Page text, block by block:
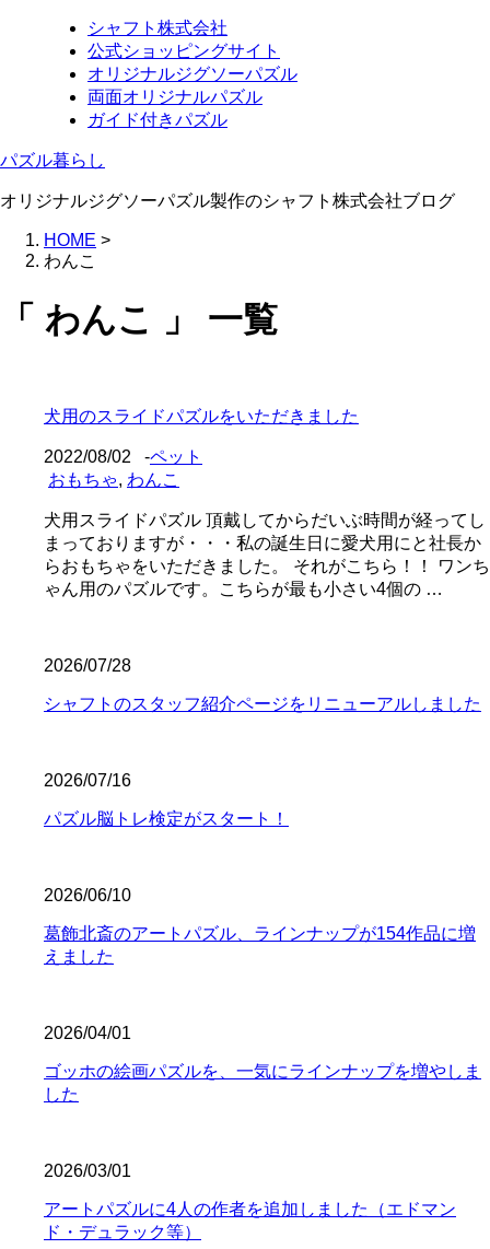
シャフト株式会社
公式ショッピングサイト
オリジナルジグソーパズル
両面オリジナルパズル
ガイド付きパズル
パズル暮らし
オリジナルジグソーパズル製作のシャフト株式会社ブログ
HOME >
わんこ
「 わんこ 」 一覧
犬用のスライドパズルをいただきました
2022/08/02 -ペット
おもちゃ, わんこ
犬用スライドパズル 頂戴してからだいぶ時間が経ってし
まっておりますが・・・私の誕生日に愛犬用にと社長か
らおもちゃをいただきました。 それがこちら！！ ワンち
ゃん用のパズルです。こちらが最も小さい4個の …
2026/07/28
シャフトのスタッフ紹介ページをリニューアルしました
2026/07/16
パズル脳トレ検定がスタート！
2026/06/10
葛飾北斎のアートパズル、ラインナップが154作品に増
えました
2026/04/01
ゴッホの絵画パズルを、一気にラインナップを増やしま
した
2026/03/01
アートパズルに4人の作者を追加しました（エドマン
ド・デュラック等）